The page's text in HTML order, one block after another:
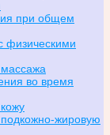
при общем
физическими
во время
жировую